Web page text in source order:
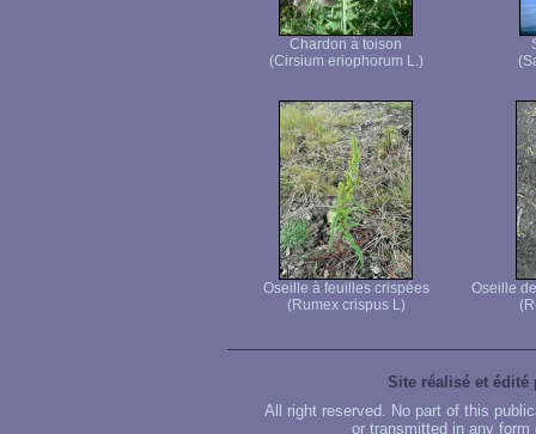
Chardon à toison
(Cirsium eriophorum L.)
Oseille à feuilles crispées
(Rumex crispus L)
Oseille
Site réalisé et édité
All right reserved. No part of this
or transmitted in any